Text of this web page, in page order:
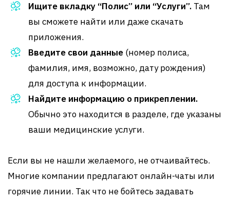
Ищите вкладку “Полис” или “Услуги”. Там
вы сможете найти или даже скачать
приложения.
Введите свои данные (номер полиса,
фамилия, имя, возможно, дату рождения)
для доступа к информации.
Найдите информацию о прикреплении.
Обычно это находится в разделе, где указаны
ваши медицинские услуги.
Если вы не нашли желаемого, не отчаивайтесь.
Многие компании предлагают онлайн-чаты или
горячие линии. Так что не бойтесь задавать